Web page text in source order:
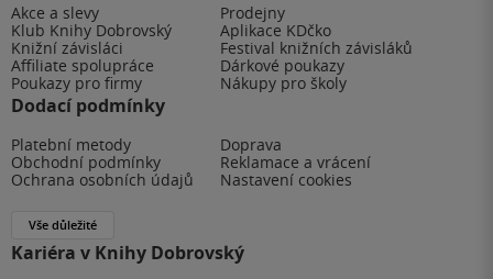
Akce a slevy
Prodejny
Klub Knihy Dobrovský
Aplikace KDčko
Knižní závisláci
Festival knižních závisláků
Affiliate spolupráce
Dárkové poukazy
Poukazy pro firmy
Nákupy pro školy
Dodací podmínky
Platební metody
Doprava
Obchodní podmínky
Reklamace a vrácení
Ochrana osobních údajů
Nastavení cookies
Vše důležité
Kariéra v Knihy Dobrovský